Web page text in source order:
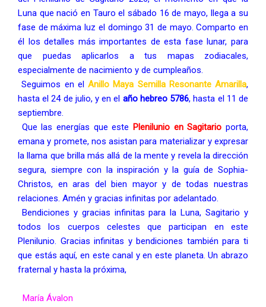
Luna que nació en Tauro el sábado 16 de mayo, llega a su
fase de máxima luz el domingo 31 de mayo. Comparto en
él los detalles más importantes de esta fase lunar, para
que puedas aplicarlos a tus mapas zodiacales,
especialmente de nacimiento y de cumpleaños.
Seguimos en el Anillo Maya Semilla Resonante Amarilla,
hasta el 24 de julio, y en el año hebreo 5786, hasta el 11 de
septiembre.
Que las energías que este Plenilunio en Sagitario porta,
emana y promete, nos asistan para materializar y expresar
la llama que brilla más allá de la mente y revela la dirección
segura, siempre con la inspiración y la guía de Sophia-
Christos, en aras del bien mayor y de todas nuestras
relaciones. Amén y gracias infinitas por adelantado.
todos los cuerpos celestes que participan en este
Plenilunio. Gracias infinitas y bendiciones también para ti
que estás aquí, en este canal y en este planeta. Un abrazo
fraternal y hasta la próxima,
María Ávalon